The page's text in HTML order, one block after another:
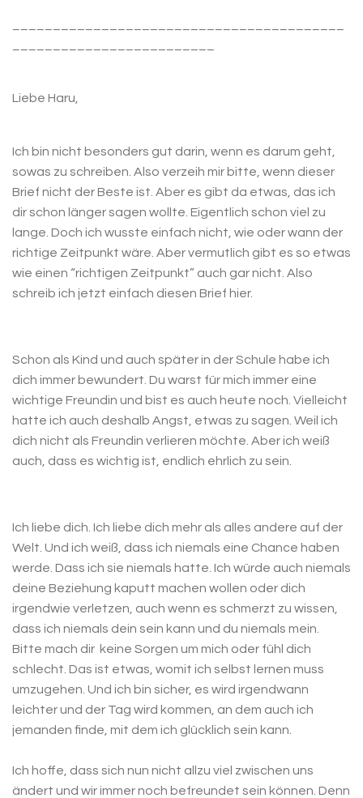
Liebe Haru,
Ich bin nicht besonders gut darin, wenn es darum geht,
sowas zu schreiben. Also verzeih mir bitte, wenn dieser
Brief nicht der Beste ist. Aber es gibt da etwas, das ich
dir schon länger sagen wollte. Eigentlich schon viel zu
lange. Doch ich wusste einfach nicht, wie oder wann der
richtige Zeitpunkt wäre. Aber vermutlich gibt es so etwas
wie einen “richtigen Zeitpunkt” auch gar nicht. Also
schreib ich jetzt einfach diesen Brief hier.
Schon als Kind und auch später in der Schule habe ich
dich immer bewundert. Du warst für mich immer eine
wichtige Freundin und bist es auch heute noch. Vielleicht
hatte ich auch deshalb Angst, etwas zu sagen. Weil ich
dich nicht als Freundin verlieren möchte. Aber ich weiß
auch, dass es wichtig ist, endlich ehrlich zu sein.
Ich liebe dich. Ich liebe dich mehr als alles andere auf der
Welt. Und ich weiß, dass ich niemals eine Chance haben
werde. Dass ich sie niemals hatte. Ich würde auch niemals
deine Beziehung kaputt machen wollen oder dich
irgendwie verletzen, auch wenn es schmerzt zu wissen,
dass ich niemals dein sein kann und du niemals mein.
Bitte mach dir keine Sorgen um mich oder fühl dich
schlecht. Das ist etwas, womit ich selbst lernen muss
umzugehen. Und ich bin sicher, es wird irgendwann
leichter und der Tag wird kommen, an dem auch ich
jemanden finde, mit dem ich glücklich sein kann.
Ich hoffe, dass sich nun nicht allzu viel zwischen uns
ändert und wir immer noch befreundet sein können. Denn